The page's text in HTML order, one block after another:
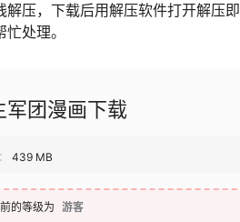
解压，下载后用解压软件打开解压
处理。
军团漫画下载
439 MB
的等级为 游客